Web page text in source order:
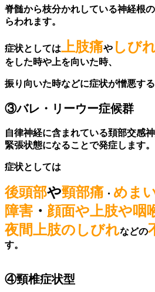
脊髄から枝分かれしている神経根
らわれます。
症状としては上肢痛や しび
をした時や上を向いた時、
振り向いた時などに症状が憎悪する
③バレ・リーウー症候群
自律神経に含まれている頚部交感
緊張状態になることで発症します。
症状としては
後頭部や頸部痛 ・ めま
障害 ・ 顔面や上肢や咽
夜間上肢のしびれなどの
す。
④頸椎症状型